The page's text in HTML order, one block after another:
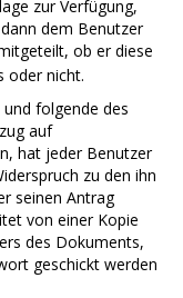
zur Verfügung,
dem Benutzer
ob er diese
oder nicht.
folgende des
auf
hat jeder Benutzer
zu den ihn
seinen Antrag
von einer Kopie
des Dokuments,
geschickt werden